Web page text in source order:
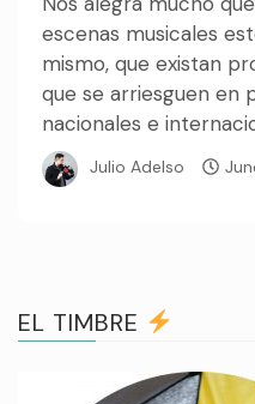
escenas musicales
mismo, que existan
que se arriesguen en
nacionales e
Julio Adelso
EL TIMBRE